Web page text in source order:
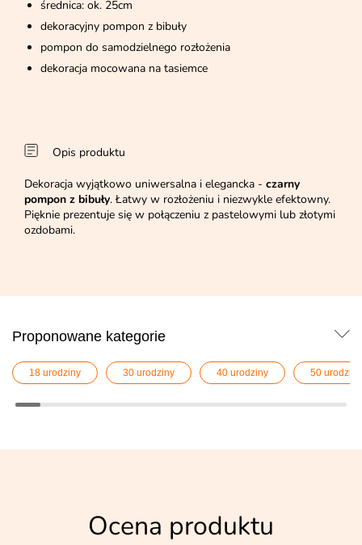
średnica: ok. 25cm
dekoracyjny pompon z bibuły
pompon do samodzielnego rozłożenia
dekoracja mocowana na tasiemce
Opis produktu
Dekoracja wyjątkowo uniwersalna i elegancka - czarny
pompon z bibuły. Łatwy w rozłożeniu i niezwykle efektowny.
Pięknie prezentuje się w połączeniu z pastelowymi lub złotymi
ozdobami.
Proponowane kategorie
18 urodziny 30 urodziny 40 urodziny 50 urodziny
Ocena produktu